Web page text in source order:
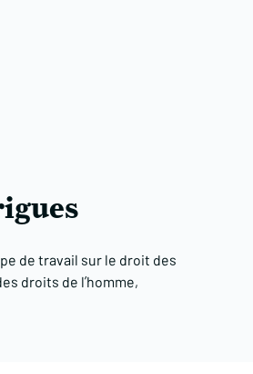
de travail sur le droit des
droits de l’homme,